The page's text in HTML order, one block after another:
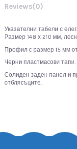
Reviews(0)
Указателни табели с
Размер 148 х 210 мм,
Профил с размер 15 мм
Черни пластмасови тапи.
Солиден заден панел и
отблясъците.